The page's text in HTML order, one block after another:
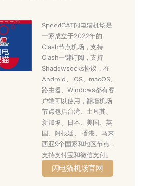
SpeedCAT闪电猫机场是
一家成立于2022年的
Clash节点机场，支持
Clash一键订阅，支持
Shadowsocks协议，在
Android、iOS、macOS、
路由器、Windows都有客
户端可以使用，翻墙机场
节点包括台湾、土耳其、
新加坡、日本、美国、英
国、阿根廷、 香港、马来
西亚9个国家和地区节点，
支持支付宝和微信支付。
闪电猫机场官网